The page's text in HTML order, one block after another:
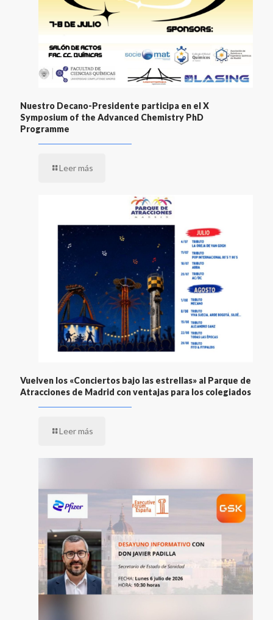
Nuestro Decano-Presidente participa en el X
Symposium of the Advanced Chemistry PhD
Programme
Leer más
Vuelven los «Conciertos bajo las estrellas» al Parque de
Atracciones de Madrid con ventajas para los colegiados
Leer más